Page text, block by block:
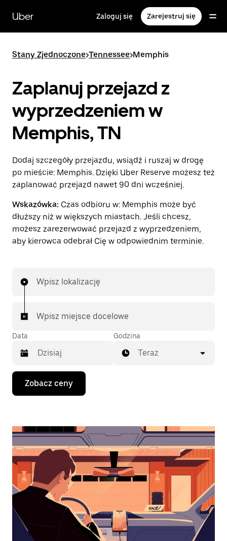
głównej
zawartości
Uber Zaloguj się Zarejestruj się
Stany Zjednoczone>Tennessee>Memphis
Zaplanuj przejazd z
wyprzedzeniem w
Memphis, TN
Dodaj szczegóły przejazdu, wsiądź i ruszaj w drogę
po mieście: Memphis. Dzięki Uber Reserve możesz też
zaplanować przejazd nawet 90 dni wcześniej.
Wskazówka: Czas odbioru w: Memphis może być
dłuższy niż w większych miastach. Jeśli chcesz,
możesz zarezerwować przejazd z wyprzedzeniem,
aby kierowca odebrał Cię w odpowiednim terminie.
Wpisz lokalizację
Wpisz miejsce docelowe
Data
Naciśnij
klawisz
strzałki
do
i wybrać
datę.
Naciśnij
klawisz
„Escape”,
aby
zamknąć
kalendarz.
Godzina
Teraz
Zobacz ceny